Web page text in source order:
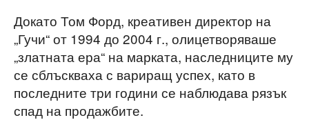
Докато Том Форд, креативен директор на
„Гучи“ от 1994 до 2004 г., олицетворяваше
„златната ера“ на марката, наследниците му
се сблъскваха с вариращ успех, като в
последните три години се наблюдава рязък
спад на продажбите.